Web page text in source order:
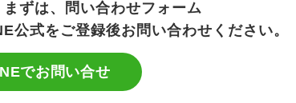
まずは、問い合わせフォーム
公式をご登録後お問い合わせください。
でお問い合せ